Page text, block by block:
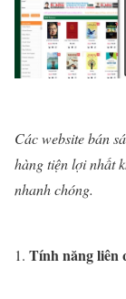
Các website bán
hàng tiện lợi nhất
nhanh chóng.
Tính năng liên